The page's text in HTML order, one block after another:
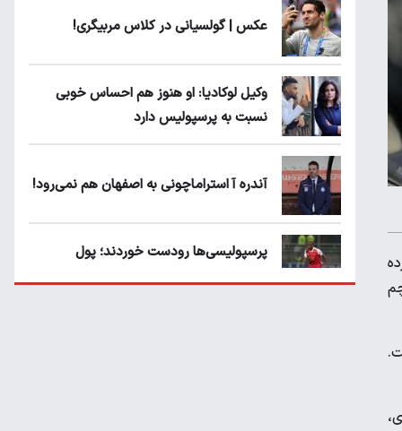
در رده
پرچم
عکس | گولسیانی در کلاس مربیگری!
وکیل لوکادیا: او هنوز هم احساس خوبی
نسبت به پرسپولیس دارد
آندره آ استراماچونی به اصفهان هم نمی‌رود!
پرسپولیسی‌ها رودست خوردند؛ پول